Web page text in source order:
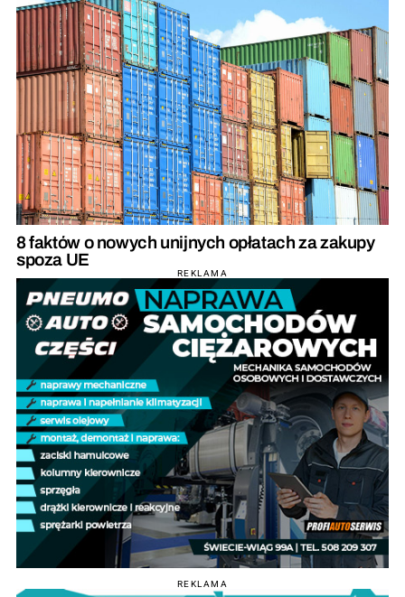
8 faktów o nowych unijnych opłatach za zakupy
spoza UE
REKLAMA
REKLAMA